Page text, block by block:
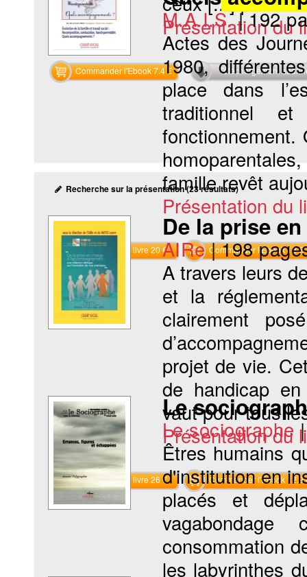
Présentation du
Commander l'Ebook 7.4 € Téléchargement
M.A.I.S. |192
Actes des
1980,
place dans
traditionnel
fonctionnement.
famille revêt
Présentation du
Commander le livre 20 € Commander l'Ebook 12 €
Recherche sur la présentation (23 résultats)
De la prise
AIRe |198
A travers leurs
et la
clairement
projet de vie.
de handicap en
vaut pour tous
Présentation du
Commander le livre 26 € Commander l'Ebook 12.9
Le
Le sociographe
Êtres humains
d'institution en
placés et
consommation
les labyrinthes